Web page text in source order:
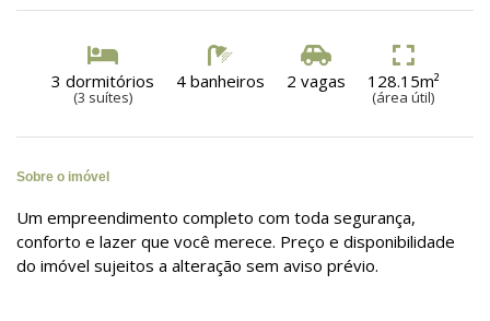
3 dormitórios
(3 suítes)
4 banheiros 2 vagas 128.15m²
(área útil)
Sobre o imóvel
Um empreendimento completo com toda segurança,
conforto e lazer que você merece. Preço e disponibilidade
do imóvel sujeitos a alteração sem aviso prévio.